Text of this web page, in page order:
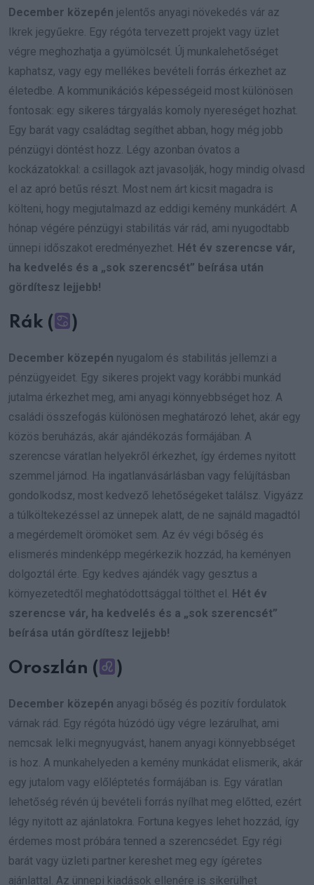
December közepén jelentős anyagi növekedés vár az
Ikrek jegyűekre. Egy régóta tervezett projekt vagy üzlet
végre meghozhatja a gyümölcsét. Új munkalehetőséget
kaphatsz, vagy egy mellékes bevételi forrás érkezhet az
életedbe. A kommunikációs képességeid most különösen
fontosak: egy sikeres tárgyalás komoly nyereséget hozhat.
Egy barát vagy családtag segíthet abban, hogy még jobb
pénzügyi döntést hozz. Légy azonban óvatos a
kockázatokkal: a csillagok azt javasolják, hogy mindig olvasd
el az apró betűs részt. Most nem árt kicsit magadra is
költeni, hogy megjutalmazd az eddigi kemény munkádért. A
hónap végére pénzügyi stabilitás vár rád, ami nyugodtabb
ünnepi időszakot eredményezhet. Hét év szerencse vár,
ha kedvelés és a „sok szerencsét” beírása után
gördítesz lejjebb!
Rák ( )
December közepén nyugalom és stabilitás jellemzi a
pénzügyeidet. Egy sikeres projekt vagy korábbi munkád
jutalma érkezhet meg, ami anyagi könnyebbséget hoz. A
családi összefogás különösen meghatározó lehet, akár egy
közös beruházás, akár ajándékozás formájában. A
szerencse váratlan helyekről érkezhet, így érdemes nyitott
szemmel járnod. Ha ingatlanvásárlásban vagy felújításban
gondolkodsz, most kedvező lehetőségeket találsz. Vigyázz
a túlköltekezéssel az ünnepek alatt, de ne sajnáld magadtól
a megérdemelt örömöket sem. Az év végi bőség és
elismerés mindenképp megérkezik hozzád, ha keményen
dolgoztál érte. Egy kedves ajándék vagy gesztus a
környezetedtől meghatódottsággal tölthet el. Hét év
szerencse vár, ha kedvelés és a „sok szerencsét”
beírása után gördítesz lejjebb!
Oroszlán ( )
December közepén anyagi bőség és pozitív fordulatok
várnak rád. Egy régóta húzódó ügy végre lezárulhat, ami
nemcsak lelki megnyugvást, hanem anyagi könnyebbséget
is hoz. A munkahelyeden a kemény munkádat elismerik, akár
egy jutalom vagy előléptetés formájában is. Egy váratlan
lehetőség révén új bevételi forrás nyílhat meg előtted, ezért
légy nyitott az ajánlatokra. Fortuna kegyes lehet hozzád, így
érdemes most próbára tenned a szerencsédet. Egy régi
barát vagy üzleti partner kereshet meg egy ígéretes
ajánlattal. Az ünnepi kiadások ellenére is sikerülhet